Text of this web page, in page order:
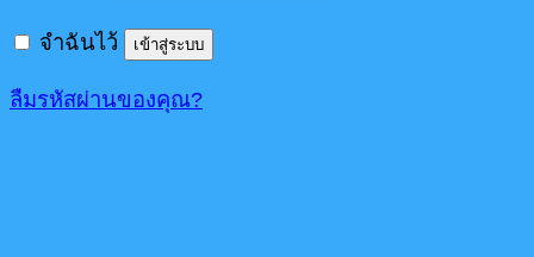
จำฉันไว้ เข้าสู่ระบบ
ลืมรหัสผ่านของคุณ?